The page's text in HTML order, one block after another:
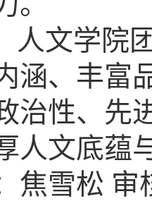
人文学院
涵、丰富
治性、先
人文底蕴
焦雪松 审